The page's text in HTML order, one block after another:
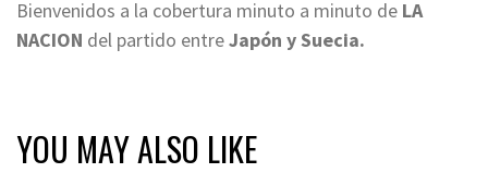
Bienvenidos a la cobertura minuto a minuto de LA
NACION del partido entreJapón y Suecia.
YOU MAY ALSO LIKE